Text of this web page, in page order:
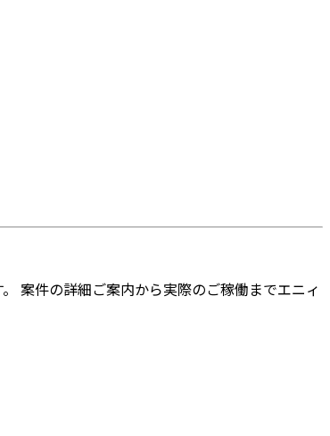
案件の詳細ご案内から実際のご稼働までエニィ